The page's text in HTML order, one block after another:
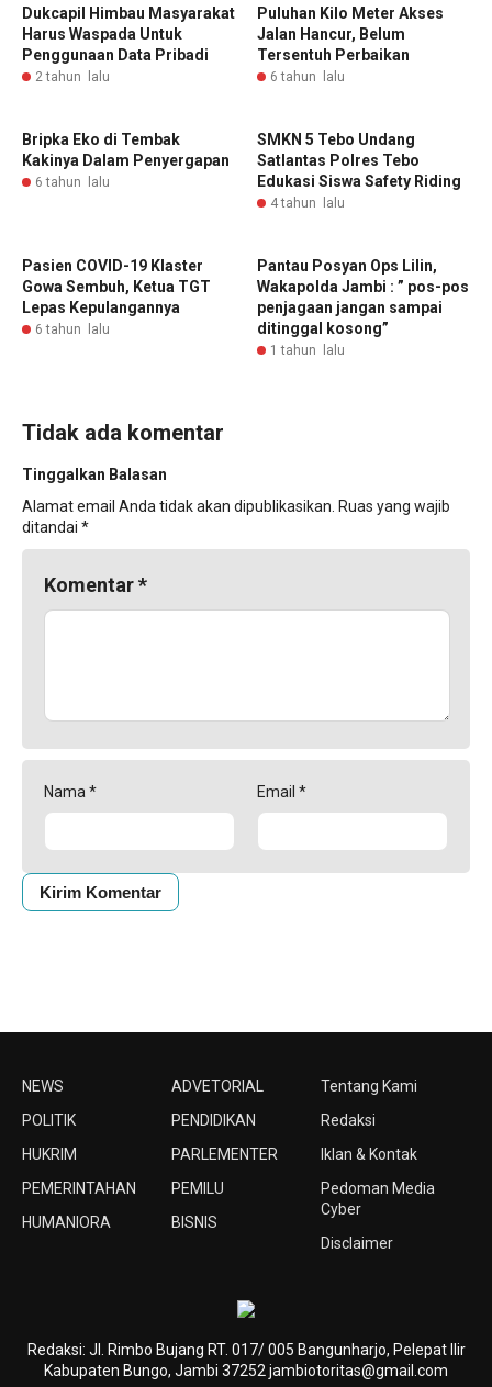
Dukcapil Himbau Masyarakat
Harus Waspada Untuk
Penggunaan Data Pribadi
2 tahun lalu
Puluhan Kilo Meter Akses
Jalan Hancur, Belum
Tersentuh Perbaikan
6 tahun lalu
Bripka Eko di Tembak
Kakinya Dalam Penyergapan
6 tahun lalu
SMKN 5 Tebo Undang
Satlantas Polres Tebo
Edukasi Siswa Safety Riding
4 tahun lalu
Pasien COVID-19 Klaster
Gowa Sembuh, Ketua TGT
Lepas Kepulangannya
6 tahun lalu
Pantau Posyan Ops Lilin,
Wakapolda Jambi : ” pos-pos
penjagaan jangan sampai
ditinggal kosong”
1 tahun lalu
Tidak ada komentar
Tinggalkan Balasan
Alamat email Anda tidak akan dipublikasikan. Ruas yang wajib
ditandai *
Komentar*
Nama * Email *
NEWS
POLITIK
HUKRIM
PEMERINTAHAN
HUMANIORA
ADVETORIAL
PENDIDIKAN
PARLEMENTER
PEMILU
BISNIS
Tentang Kami
Redaksi
Iklan & Kontak
Pedoman Media
Cyber
Disclaimer
Redaksi: Jl. Rimbo Bujang RT. 017/ 005 Bangunharjo, Pelepat Ilir
Kabupaten Bungo, Jambi 37252 jambiotoritas@gmail.com